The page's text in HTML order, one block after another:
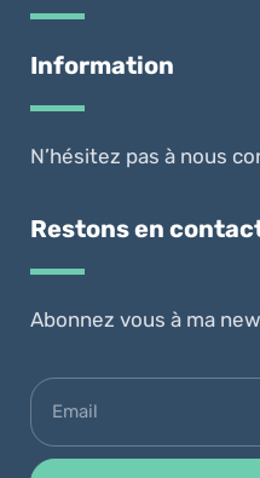
Information
N’hésitez pas à nous
Restons en
Abonnez vous à ma